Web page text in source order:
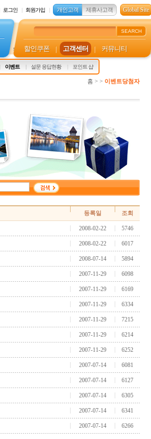
로그인 회원가입 개인고객 제휴사고객 Global Site
s
SEARCH
할인쿠폰 | 고객센터 | 커뮤니티
이벤트 설문 응답현황 포인트 샵
홈 > > 이벤트당첨자
등록일 조회
2008-02-22 5746
2008-02-22 6017
2008-07-14 5894
2007-11-29 6098
2007-11-29 6169
2007-11-29 6334
2007-11-29 7215
2007-11-29 6214
2007-11-29 6252
2007-07-14 6081
2007-07-14 6127
2007-07-14 6305
2007-07-14 6341
2007-07-14 6266